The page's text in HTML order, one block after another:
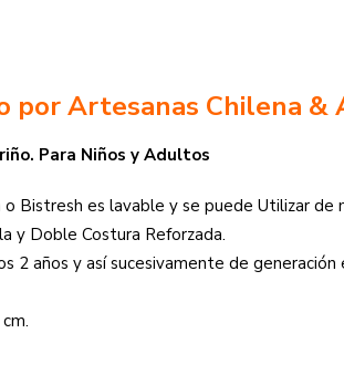
por Artesanas Chilena &
Para Niños y Adultos
Bistresh es lavable y se puede Utilizar de
y Doble Costura Reforzada.
2 años y así sucesivamente de generación